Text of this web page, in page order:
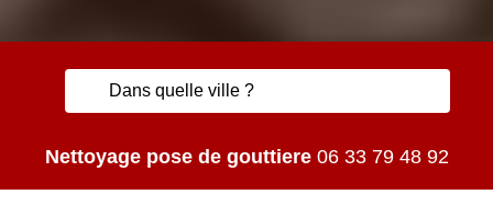
Nettoyage pose de gouttiere 06 33 79 48 92